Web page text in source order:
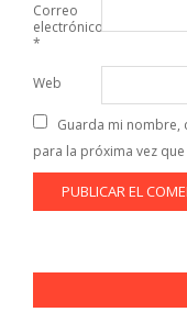
Correo
electrónico
*
Web
Guarda mi nombre,
para la próxima vez